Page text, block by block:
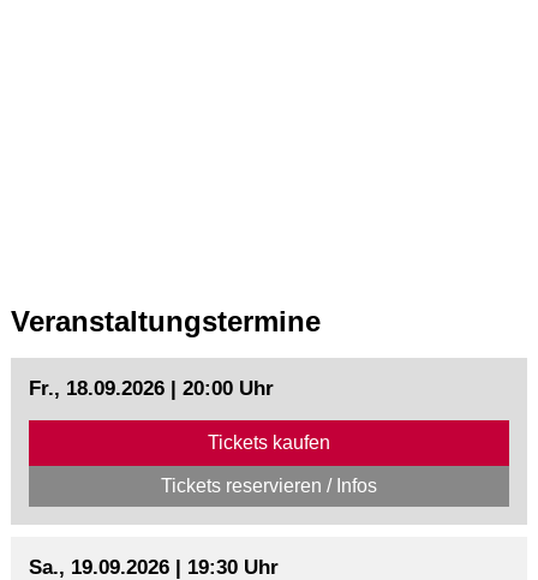
Veranstaltungstermine
Fr., 18.09.2026 | 20:00 Uhr
Tickets kaufen
Tickets reservieren / Infos
Sa., 19.09.2026 | 19:30 Uhr